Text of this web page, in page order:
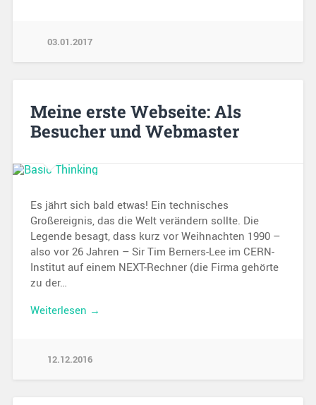
03.01.2017
Meine erste Webseite: Als
Besucher und Webmaster
Es jährt sich bald etwas! Ein technisches
Großereignis, das die Welt verändern sollte. Die
Legende besagt, dass kurz vor Weihnachten 1990 –
also vor 26 Jahren – Sir Tim Berners-Lee im CERN-
Institut auf einem NEXT-Rechner (die Firma gehörte
zu der…
Weiterlesen →
12.12.2016